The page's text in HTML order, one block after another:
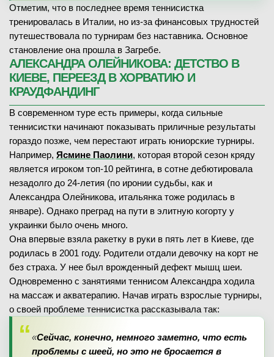
Отметим, что в последнее время теннисистка
тренировалась в Италии, но из-за финансовых трудностей
путешествовала по турнирам без наставника. Основное
становление она прошла в Загребе.
АЛЕКСАНДРА ОЛЕЙНИКОВА: ДЕТСТВО В
КИЕВЕ, ПЕРЕЕЗД В ХОРВАТИЮ И
КРАУДФАНДИНГ
В современном туре есть примеры, когда сильные
теннисистки начинают показывать приличные результаты
гораздо позже, чем перестают играть юниорские турниры.
Например, Ясмине Паолини, которая второй сезон кряду
является игроком топ-10 рейтинга, в сотне дебютировала
незадолго до 24-летия (по иронии судьбы, как и
Александра Олейникова, итальянка тоже родилась в
январе). Однако преград на пути в элитную когорту у
украинки было очень много.
Она впервые взяла ракетку в руки в пять лет в Киеве, где
родилась в 2001 году. Родители отдали девочку на корт не
без страха. У нее был врожденный дефект мышц шеи.
Одновременно с занятиями теннисом Александра ходила
на массаж и акватерапию. Начав играть взрослые турниры,
о своей проблеме теннисистка рассказывала так:
«Сейчас, конечно, немного заметно, что есть
проблемы с шеей, но это не бросается в